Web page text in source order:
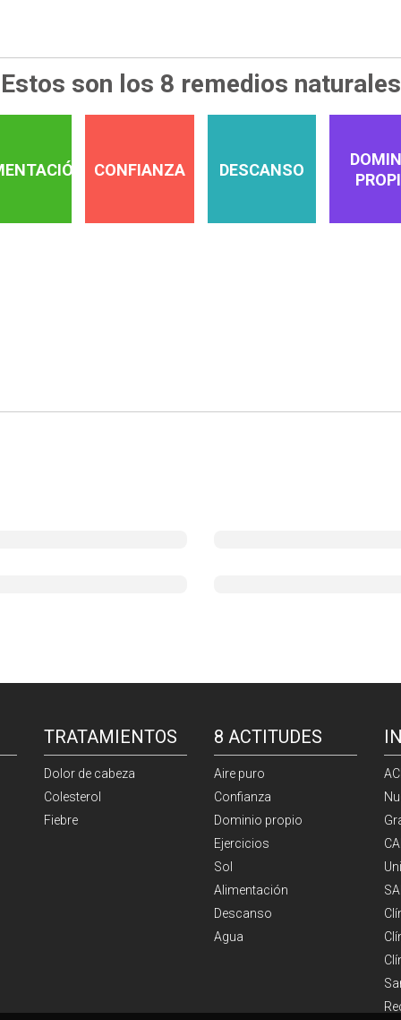
Estos son los 8 remedios naturales
CONFIANZA DESCANSO
TRATAMIENTOS
Dolor de cabeza
Colesterol
Fiebre
8 ACTITUDES
Aire puro
Confianza
Dominio propio
Ejercicios
Sol
Alimentación
Descanso
Agua